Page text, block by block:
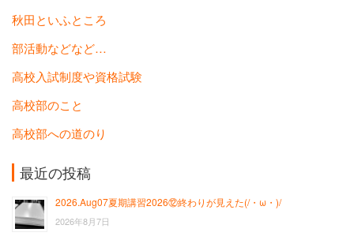
秋田といふところ
部活動などなど…
高校入試制度や資格試験
高校部のこと
高校部への道のり
最近の投稿
2026.Aug07夏期講習2026⑫終わりが見えた(/・ω・)/
2026年8月7日